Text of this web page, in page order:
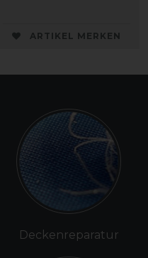
ARTIKEL MERKEN
Deckenreparatur